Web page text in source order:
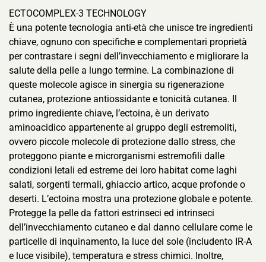
ECTOCOMPLEX-3 TECHNOLOGY
È una potente tecnologia anti-età che unisce tre ingredienti
chiave, ognuno con specifiche e complementari proprietà
per contrastare i segni dell’invecchiamento e migliorare la
salute della pelle a lungo termine. La combinazione di
queste molecole agisce in sinergia su rigenerazione
cutanea, protezione antiossidante e tonicità cutanea. Il
primo ingrediente chiave, l’ectoina, è un derivato
aminoacidico appartenente al gruppo degli estremoliti,
ovvero piccole molecole di protezione dallo stress, che
proteggono piante e microrganismi estremofili dalle
condizioni letali ed estreme dei loro habitat come laghi
salati, sorgenti termali, ghiaccio artico, acque profonde o
deserti. L’ectoina mostra una protezione globale e potente.
Protegge la pelle da fattori estrinseci ed intrinseci
dell’invecchiamento cutaneo e dal danno cellulare come le
particelle di inquinamento, la luce del sole (includento IR-A
e luce visibile), temperatura e stress chimici. Inoltre,